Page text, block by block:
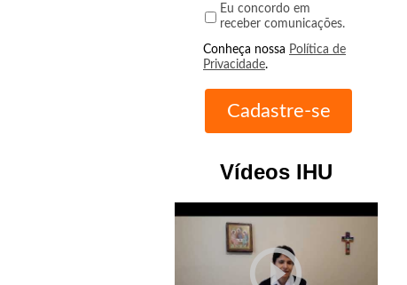
Eu concordo em
receber comunicações.
Conheça nossa Política de
Privacidade.
Vídeos IHU